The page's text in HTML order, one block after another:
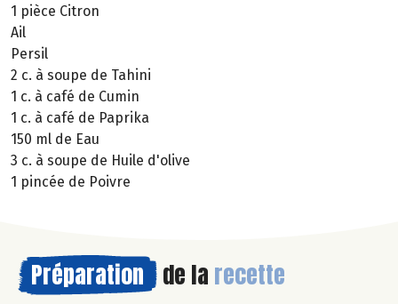
1 pièce Citron
Ail
Persil
2 c. à soupe de Tahini
1 c. à café de Cumin
1 c. à café de Paprika
150 ml de Eau
3 c. à soupe de Huile d'olive
1 pincée de Poivre
Préparation de la recette